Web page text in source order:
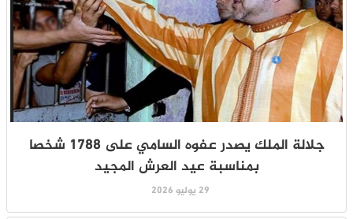
جلالة الملك يصدر عفوه السامي على 1788 شخصا
بمناسبة عيد العرش المجيد
29 يوليو 2026